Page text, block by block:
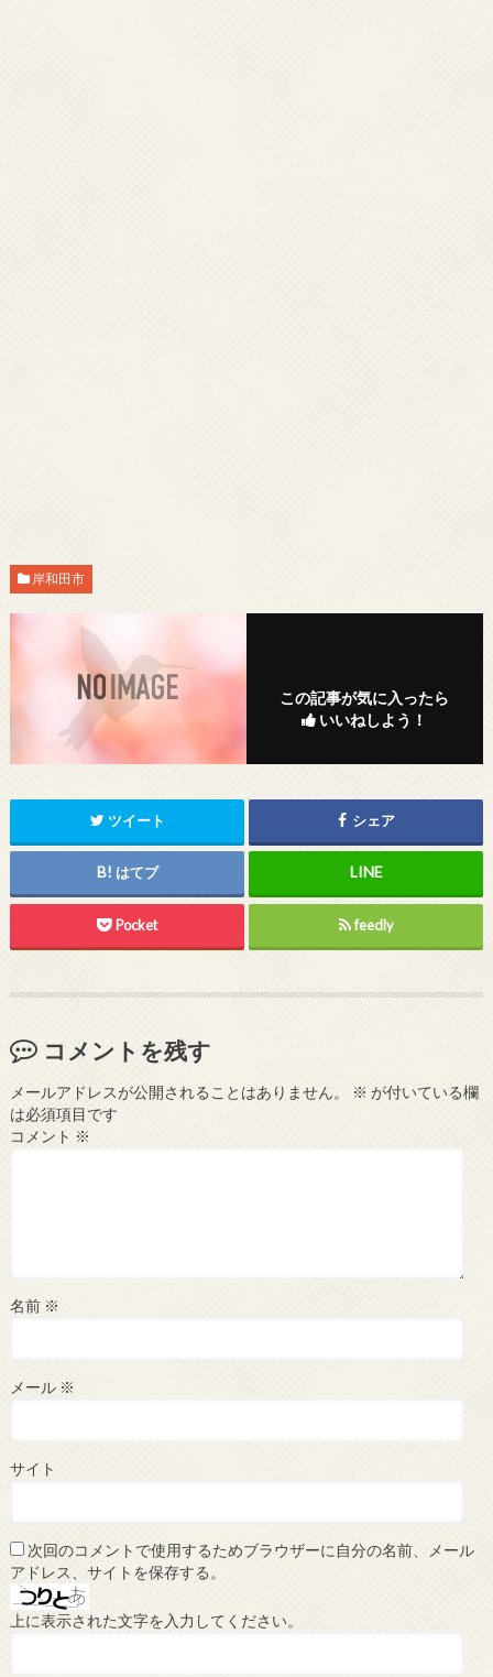
岸和田市
この記事が気に入ったら
いいねしよう！
ツイート シェア
はてブ
Pocket feedly
コメントを残す
メールアドレスが公開されることはありません。 ※ が付いている欄
は必須項目です
コメント ※
名前 ※
メール ※
サイト
次回のコメントで使用するためブラウザーに自分の名前、メール
アドレス、サイトを保存する。
上に表示された文字を入力してください。